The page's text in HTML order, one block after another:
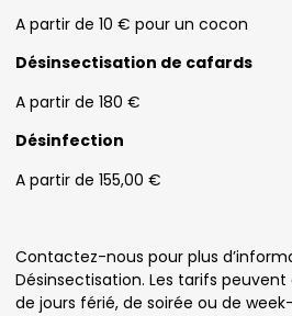
A partir de 10 € pour un cocon
Désinsectisation de cafards
A partir de 180 €
Désinfection
A partir de 155,00 €
Contactez-nous pour plus
Désinsectisation. Les tarifs
de jours férié, de soirée ou de